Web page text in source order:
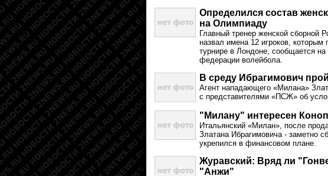
Определился состав
на Олимпиаду
Главный тренер женской сборной
назвал имена 12 игроков, которым
турнире в Лондоне, сообщается
федерации волейбола.
В среду Ибрагимович
Агент нападающего «Милана»
с представителями «ПСЖ» об
"Милану" интересен
Итальянский «Милан», после
Златана Ибрагимовича - заметно
укрепился в финансовом плане.
Журавский: Вряд ли
"Анжи"